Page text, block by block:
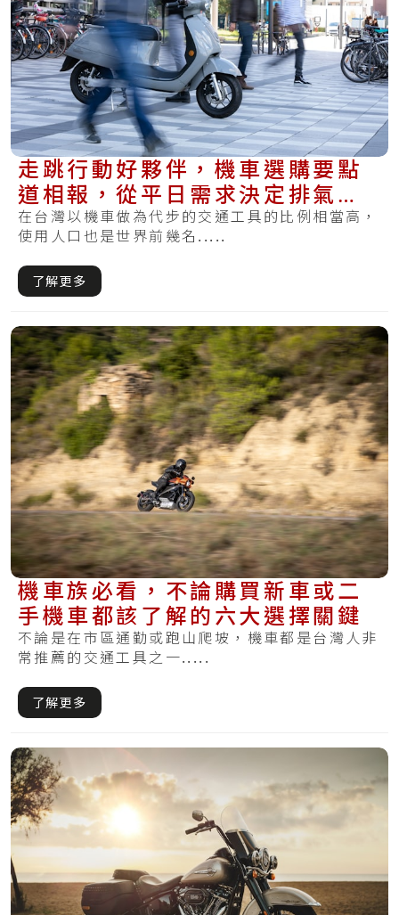
走跳行動好夥伴，機車選購要點
道相報，從平日需求決定排氣量
與預算考量
在台灣以機車做為代步的交通工具的比例相當高，
使用人口也是世界前幾名.....
了解更多
機車族必看，不論購買新車或二
手機車都該了解的六大選擇關鍵
不論是在市區通勤或跑山爬坡，機車都是台灣人非
常推薦的交通工具之一.....
了解更多